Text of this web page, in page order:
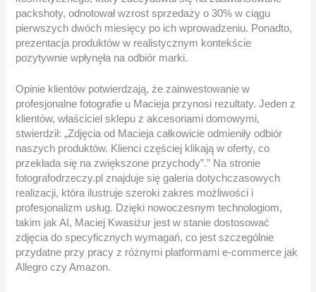
packshoty, odnotował wzrost sprzedaży o 30% w ciągu
pierwszych dwóch miesięcy po ich wprowadzeniu. Ponadto,
prezentacja produktów w realistycznym kontekście
pozytywnie wpłynęła na odbiór marki.
Opinie klientów potwierdzają, że zainwestowanie w
profesjonalne fotografie u Macieja przynosi rezultaty. Jeden z
klientów, właściciel sklepu z akcesoriami domowymi,
stwierdził: „Zdjęcia od Macieja całkowicie odmieniły odbiór
naszych produktów. Klienci częściej klikają w oferty, co
przekłada się na zwiększone przychody”.” Na stronie
fotografodrzeczy.pl znajduje się galeria dotychczasowych
realizacji, która ilustruje szeroki zakres możliwości i
profesjonalizm usług. Dzięki nowoczesnym technologiom,
takim jak AI, Maciej Kwasiżur jest w stanie dostosować
zdjęcia do specyficznych wymagań, co jest szczególnie
przydatne przy pracy z różnymi platformami e-commerce jak
Allegro czy Amazon.